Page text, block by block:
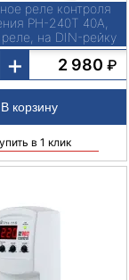
реле контроля
РН-240Т 40А,
на DIN-рейку
+ 2 980 ₽
в 1 клик